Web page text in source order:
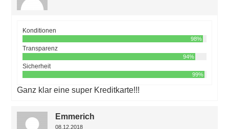
Konditionen
98%
Transparenz
94%
Sicherheit
99%
Ganz klar eine super Kreditkarte!!!
Emmerich
08.12.2018